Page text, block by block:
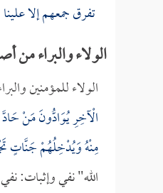
تفرق جمعهم إلا
الولاء والبراء من
الولاء للمؤمنين
الْآخِرِ يُوَادُّونَ مَنْ حَادَّ
مِنْهُ وَيُدْخِلُهُمْ جَنَّاتٍ
الله" نفي وإثبات: